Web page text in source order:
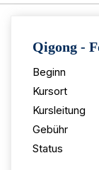
Qigong -
Beginn
Kursort
Kursleitung
Gebühr
Status